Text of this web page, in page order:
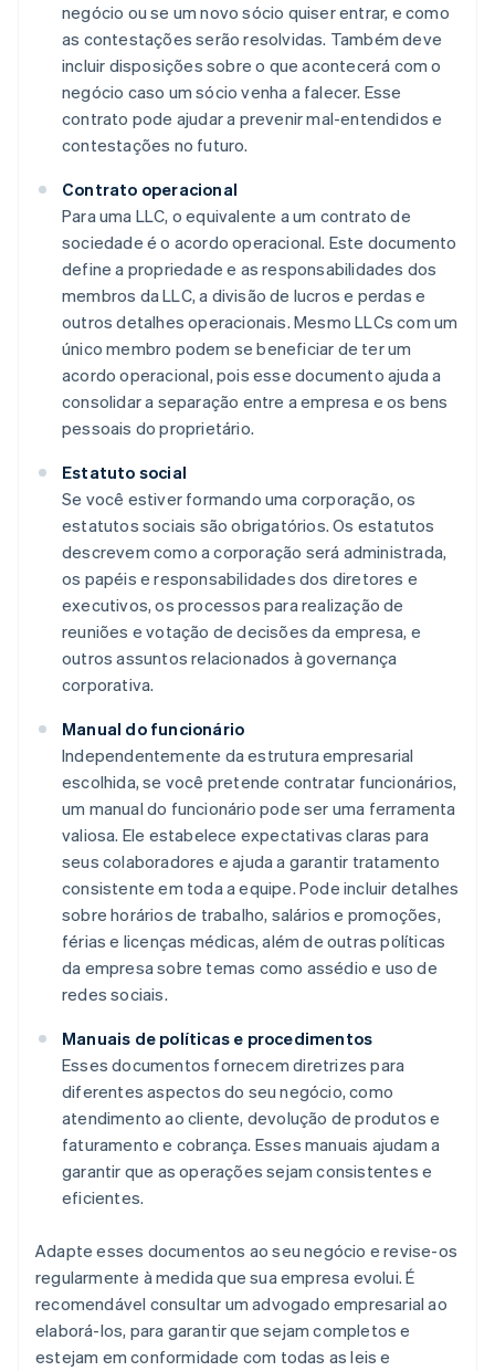
negócio ou se um novo sócio quiser entrar, e como
as contestações serão resolvidas. Também deve
incluir disposições sobre o que acontecerá com o
negócio caso um sócio venha a falecer. Esse
contrato pode ajudar a prevenir mal-entendidos e
contestações no futuro.
Contrato operacional
Para uma LLC, o equivalente a um contrato de
sociedade é o acordo operacional. Este documento
define a propriedade e as responsabilidades dos
membros da LLC, a divisão de lucros e perdas e
outros detalhes operacionais. Mesmo LLCs com um
único membro podem se beneficiar de ter um
acordo operacional, pois esse documento ajuda a
consolidar a separação entre a empresa e os bens
pessoais do proprietário.
Estatuto social
Se você estiver formando uma corporação, os
estatutos sociais são obrigatórios. Os estatutos
descrevem como a corporação será administrada,
os papéis e responsabilidades dos diretores e
executivos, os processos para realização de
reuniões e votação de decisões da empresa, e
outros assuntos relacionados à governança
corporativa.
Manual do funcionário
Independentemente da estrutura empresarial
escolhida, se você pretende contratar funcionários,
um manual do funcionário pode ser uma ferramenta
valiosa. Ele estabelece expectativas claras para
seus colaboradores e ajuda a garantir tratamento
consistente em toda a equipe. Pode incluir detalhes
sobre horários de trabalho, salários e promoções,
férias e licenças médicas, além de outras políticas
da empresa sobre temas como assédio e uso de
redes sociais.
Manuais de políticas e procedimentos
Esses documentos fornecem diretrizes para
diferentes aspectos do seu negócio, como
atendimento ao cliente, devolução de produtos e
faturamento e cobrança. Esses manuais ajudam a
garantir que as operações sejam consistentes e
eficientes.
Adapte esses documentos ao seu negócio e revise-os
regularmente à medida que sua empresa evolui. É
recomendável consultar um advogado empresarial ao
elaborá-los, para garantir que sejam completos e
estejam em conformidade com todas as leis e